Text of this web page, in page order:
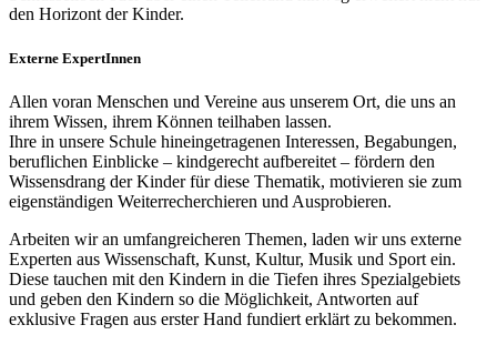
den Horizont der Kinder.
Externe ExpertInnen
Allen voran Menschen und Vereine aus unserem Ort, die uns an
ihrem Wissen, ihrem Können teilhaben lassen.
Ihre in unsere Schule hineingetragenen Interessen, Begabungen,
beruflichen Einblicke – kindgerecht aufbereitet – fördern den
Wissensdrang der Kinder für diese Thematik, motivieren sie zum
eigenständigen Weiterrecherchieren und Ausprobieren.
Arbeiten wir an umfangreicheren Themen, laden wir uns externe
Experten aus Wissenschaft, Kunst, Kultur, Musik und Sport ein.
Diese tauchen mit den Kindern in die Tiefen ihres Spezialgebiets
und geben den Kindern so die Möglichkeit, Antworten auf
exklusive Fragen aus erster Hand fundiert erklärt zu bekommen.